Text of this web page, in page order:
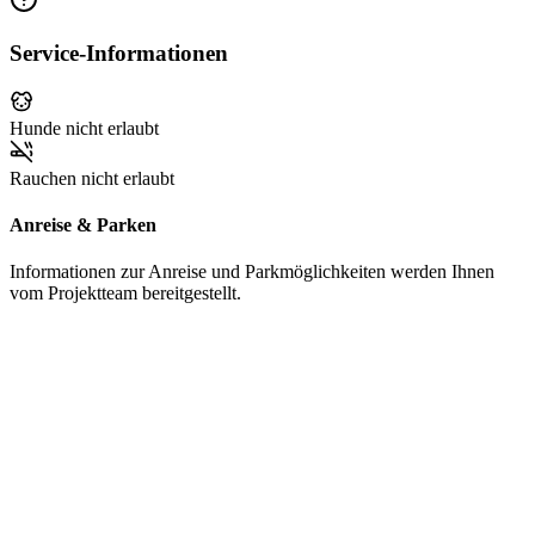
Service-Informationen
Hunde nicht erlaubt
Rauchen nicht erlaubt
Anreise & Parken
Informationen zur Anreise und Parkmöglichkeiten werden Ihnen
vom Projektteam bereitgestellt.